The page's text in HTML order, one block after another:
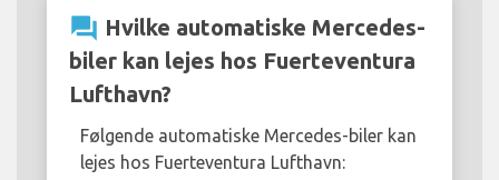
question_answer Hvilke automatiske Mercedes-
biler kan lejes hos Fuerteventura
Lufthavn?
Følgende automatiske Mercedes-biler kan
lejes hos Fuerteventura Lufthavn: